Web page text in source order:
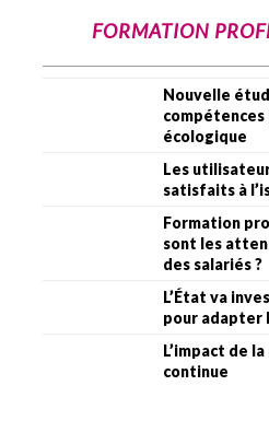
FORMATION
Nouvelle
écologique
Les
satisfaits à
Formation
sont les
des salariés ?
L’État va
pour adapter
L’impact de
continue